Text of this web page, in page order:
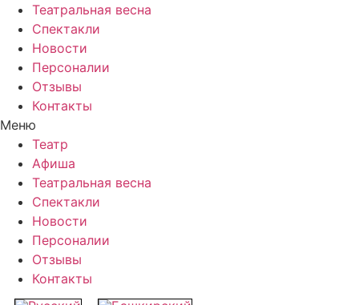
Театральная весна
Спектакли
Новости
Персоналии
Отзывы
Контакты
Меню
Театр
Афиша
Театральная весна
Спектакли
Новости
Персоналии
Отзывы
Контакты